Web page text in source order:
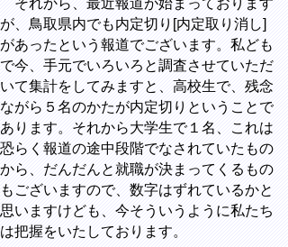
が、鳥取県内でも内定切り[内定取り消し]
があったという報道でございます。私ども
で今、手元でいろいろと調査させていただ
いて集計をしてみますと、高校生で、残念
ながら５名のかたが内定切りということで
あります。それから大学生で１名、これは
恐らく報道の途中段階でなされていたもの
から、だんだんと就職が決まってくるもの
もございますので、数字はずれているかと
思いますけども、今そういうように私たち
は把握をいたしております。